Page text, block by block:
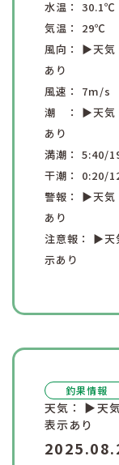
水温：30.1℃
気温： 29℃
風向： ▶︎天気
あり
風速： 7m/s
潮 ： ▶︎天気
あり
満潮：5:40/
干潮： 0:20/
警報： ▶︎天気
あり
注意報： ▶︎天
示あり
釣果情報
天気： ▶︎天
表示あり